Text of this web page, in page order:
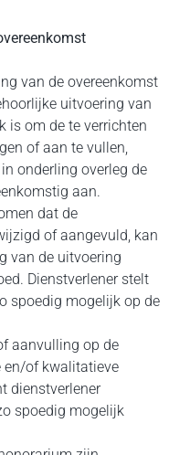
van de overeenkomst
uitvoering van
is om de te verrichten
of aan te vullen,
onderling overleg de
aan.
dat de
of aangevuld, kan
van de uitvoering
Dienstverlener stelt
spoedig mogelijk op de
aanvulling op de
en/of kwalitatieve
dienstverlener
spoedig mogelijk